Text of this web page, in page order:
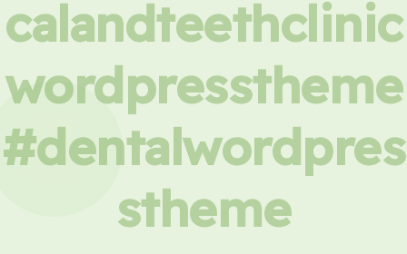
calandteethclinic
wordpresstheme
#dentalwordpres
stheme